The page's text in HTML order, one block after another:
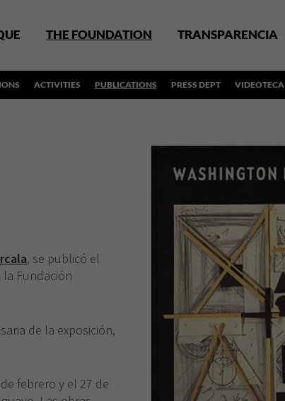
THE FOUNDATION TRANSPARENCIA
ACTIVITIES PUBLICATIONS PRESS DEPT VIDEOTECA
, se publicó el
Fundación
de la exposición,
febrero y el 27 de